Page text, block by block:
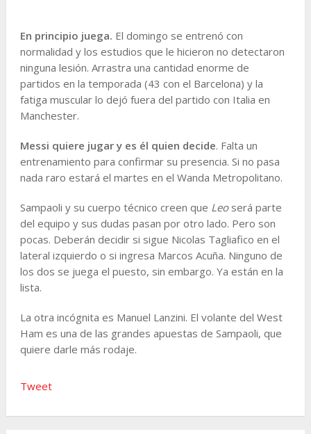
En principio juega. El domingo se entrenó con
normalidad y los estudios que le hicieron no detectaron
ninguna lesión. Arrastra una cantidad enorme de
partidos en la temporada (43 con el Barcelona) y la
fatiga muscular lo dejó fuera del partido con Italia en
Manchester.
Messi quiere jugar y es él quien decide. Falta un
entrenamiento para confirmar su presencia. Si no pasa
nada raro estará el martes en el Wanda Metropolitano.
Sampaoli y su cuerpo técnico creen que Leo será parte
del equipo y sus dudas pasan por otro lado. Pero son
pocas. Deberán decidir si sigue Nicolas Tagliafico en el
lateral izquierdo o si ingresa Marcos Acuña. Ninguno de
los dos se juega el puesto, sin embargo. Ya están en la
lista.
La otra incógnita es Manuel Lanzini. El volante del West
Ham es una de las grandes apuestas de Sampaoli, que
quiere darle más rodaje.
Tweet